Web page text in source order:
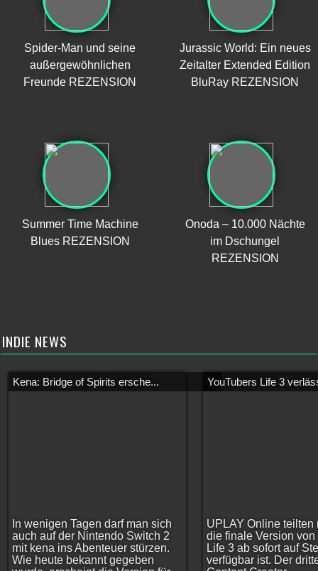
Spider-Man und seine
außergewöhnlichen
Freunde REZENSION
Jurassic World: Ein neues
Zeitalter Extended Edition
BluRay REZENSION
Summer Time Machine
Blues REZENSION
Onoda – 10.000 Nächte
im Dschungel
REZENSION
INDIE NEWS
Kena: Bridge of Spirits ersche...
In wenigen Tagen darf man sich
auch auf der Nintendo Switch 2
mit kena ins Abenteuer stürzen.
Wie heute bekannt gegeben
YouTubers Life 3
UPLAY Online teilten
die finale Version von
Life 3 ab sofort auf
verfügbar ist. Der